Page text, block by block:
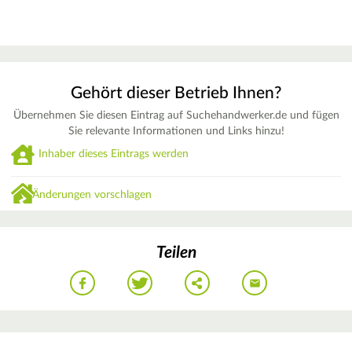
Gehört dieser Betrieb Ihnen?
Übernehmen Sie diesen Eintrag auf Suchehandwerker.de und fügen
Sie relevante Informationen und Links hinzu!
Inhaber dieses Eintrags werden
Änderungen vorschlagen
Teilen